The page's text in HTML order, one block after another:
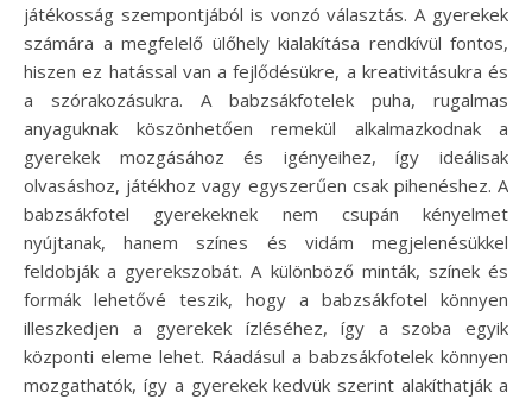
játékosság szempontjából is vonzó választás. A gyerekek
számára a megfelelő ülőhely kialakítása rendkívül fontos,
hiszen ez hatással van a fejlődésükre, a kreativitásukra és
a szórakozásukra. A babzsákfotelek puha, rugalmas
anyaguknak köszönhetően remekül alkalmazkodnak a
gyerekek mozgásához és igényeihez, így ideálisak
olvasáshoz, játékhoz vagy egyszerűen csak pihenéshez. A
babzsákfotel gyerekeknek nem csupán kényelmet
nyújtanak, hanem színes és vidám megjelenésükkel
feldobják a gyerekszobát. A különböző minták, színek és
formák lehetővé teszik, hogy a babzsákfotel könnyen
illeszkedjen a gyerekek ízléséhez, így a szoba egyik
központi eleme lehet. Ráadásul a babzsákfotelek könnyen
mozgathatók, így a gyerekek kedvük szerint alakíthatják a